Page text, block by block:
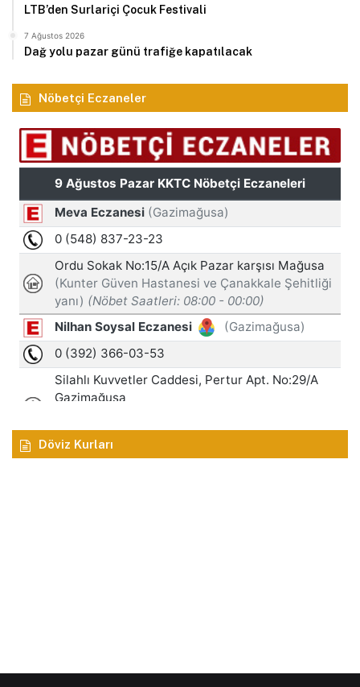
LTB’den Surlariçi Çocuk Festivali
7 Ağustos 2026
Dağ yolu pazar günü trafiğe kapatılacak
Nöbetçi Eczaneler
Döviz Kurları